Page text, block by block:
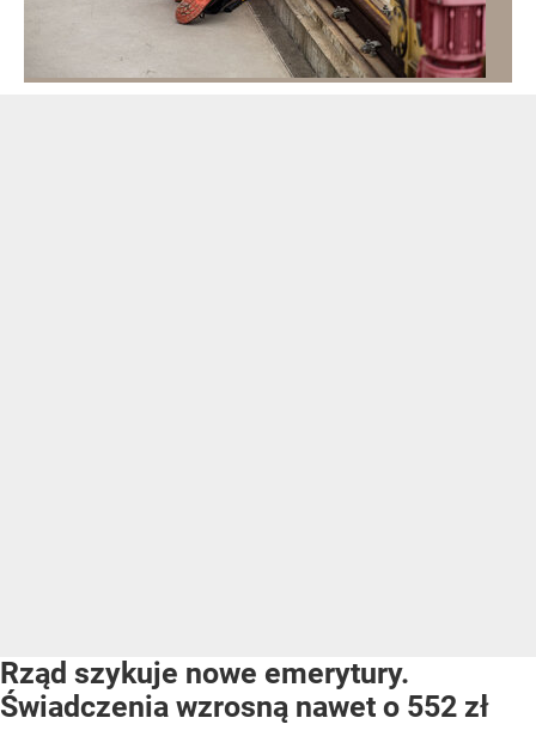
Rząd szykuje nowe emerytury.
Świadczenia wzrosną nawet o 552 zł